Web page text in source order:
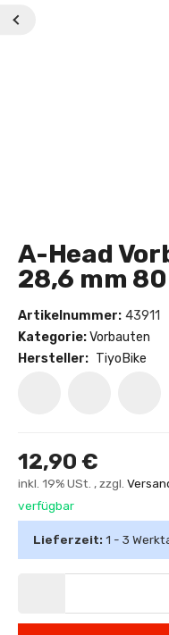
A-Head
28,6 mm
Artikelnummer: 43911
Kategorie:Vorbauten
Hersteller: TiyoBike
12,90 €
inkl. 19% USt. , zzgl.
verfügbar
Lieferzeit: 1 - 3